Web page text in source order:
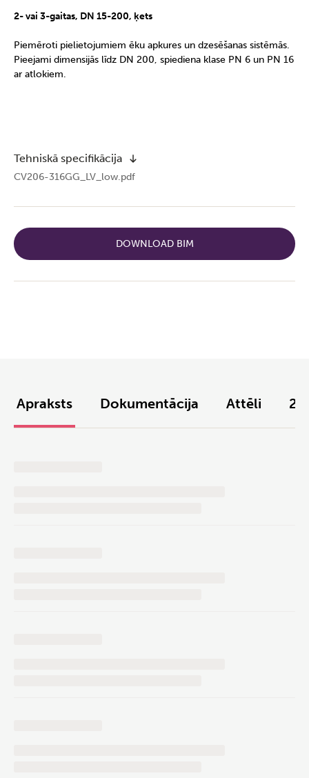
2- vai 3-gaitas, DN 15-200, ķets
Piemēroti pielietojumiem ēku apkures un dzesēšanas sistēmās.
Pieejami dimensijās līdz DN 200, spiediena klase PN 6 un PN 16
ar atlokiem.
Tehniskā specifikācija
CV206-316GG_LV_low.pdf
DOWNLOAD BIM
Apraksts Dokumentācija Attēli